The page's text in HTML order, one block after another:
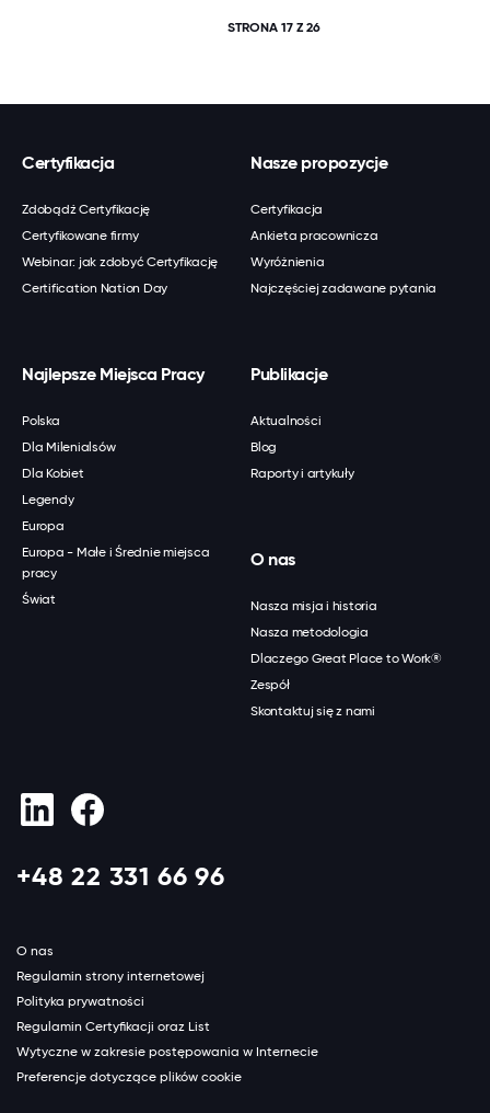
STRONA 17 Z 26
Certyfikacja
Zdobądź Certyfikację
Certyfikowane firmy
Webinar: jak zdobyć Certyfikację
Certification Nation Day
Nasze propozycje
Certyfikacja
Ankieta pracownicza
Wyróżnienia
Najczęściej zadawane pytania
Najlepsze Miejsca Pracy
Polska
Dla Milenialsów
Dla Kobiet
Legendy
Europa
Europa - Małe i Średnie miejsca
pracy
Świat
Publikacje
Aktualności
Blog
Raporty i artykuły
O nas
Nasza misja i historia
Nasza metodologia
Dlaczego Great Place to Work®
Zespół
Skontaktuj się z nami
+48 22 331 66 96
O nas
Regulamin strony internetowej
Polityka prywatności
Regulamin Certyfikacji oraz List
Wytyczne w zakresie postępowania w Internecie
Preferencje dotyczące plików cookie